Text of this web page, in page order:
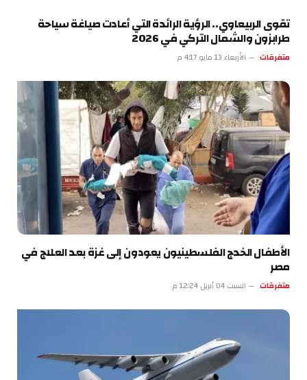
تقوى الربيعاوي.. الرؤية الرائدة التي أعادت صياغة سياحة
طرابزون والشمال التركي في 2026
متفرقات الأربعاء 13 مايو 4:17 م
الأطفال الخدج الفلسطينيون يعودون إلى غزة بعد العلاج في
مصر
متفرقات السبت 04 أبريل 12:24 م